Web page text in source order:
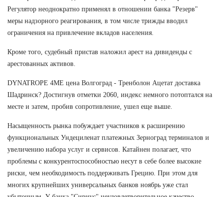
Регулятор неоднократно применял в отношении банка "Резерв"
меры надзорного реагирования, в том числе трижды вводил
ограничения на привлечение вкладов населения.
Кроме того, судебный пристав наложил арест на дивиденды с
арестованных активов.
DYNATROPE 4ME цена Волгоград - Тренболон Ацетат доставка
Шадринск? Достигнув отметки 2060, индекс немного потоптался на
месте и затем, пробив сопротивление, ушел еще выше.
Насыщенность рынка побуждает участников к расширению
функциональных Ундециленат платежных Зерноград терминалов и
увеличению набора услуг и сервисов. Катайнен полагает, что
проблемы с конкурентоспособностью несут в себе более высокие
риски, чем необходимость поддерживать Грецию. При этом для
многих крупнейших универсальных банков ноябрь уже стал